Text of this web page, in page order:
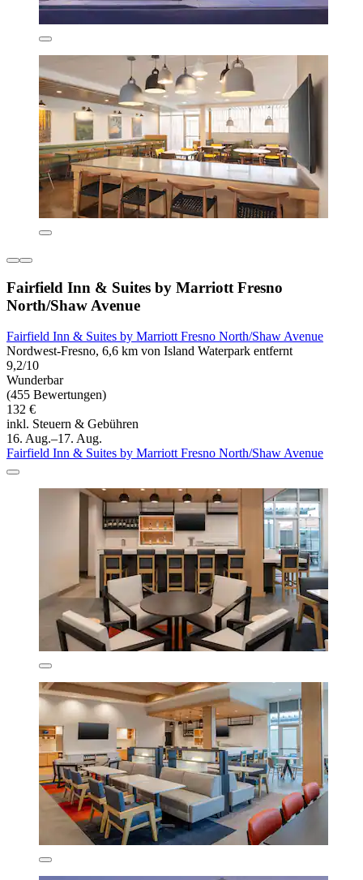
Fairfield Inn & Suites by Marriott Fresno
North/Shaw Avenue
Fairfield Inn & Suites by Marriott Fresno North/Shaw Avenue
Nordwest-Fresno, 6,6 km von Island Waterpark entfernt
9,2/10
Wunderbar
(455 Bewertungen)
132 €
inkl. Steuern & Gebühren
16. Aug.–17. Aug.
Fairfield Inn & Suites by Marriott Fresno North/Shaw Avenue